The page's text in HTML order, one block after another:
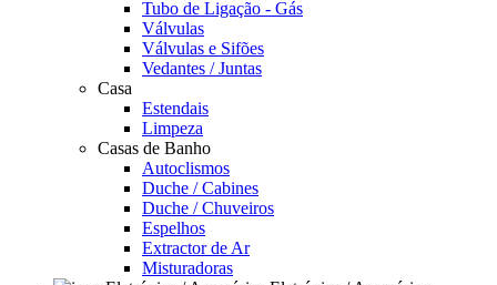
Tubo de Ligação - Gás
Válvulas
Válvulas e Sifões
Vedantes / Juntas
Casa
Estendais
Limpeza
Casas de Banho
Autoclismos
Duche / Cabines
Duche / Chuveiros
Espelhos
Extractor de Ar
Misturadoras